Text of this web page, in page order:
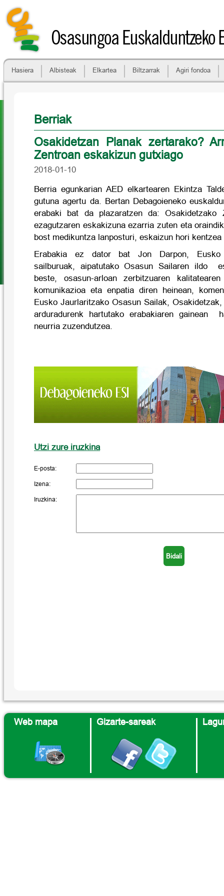
Osasungoa Euskalduntzeko
Hasiera Albisteak Elkartea Biltzarrak Agiri fondoa
Berriak
Osakidetzan Planak zertarako?
Zentroan eskakizun gutxiago
2018-01-10
Berria egunkarian AED elkartearen Ekintza
gutuna agertu da. Bertan Debagoieneko
erabaki bat da plazaratzen da: Osakidetzako
ezagutzaren eskakizuna ezarria zuten eta
bost medikuntza lanposturi, eskaizun hori kentzea
Erabakia ez dator bat Jon Darpon, Eusko
sailburuak, aipatutako Osasun Sailaren ildo
beste, osasun-arloan zerbitzuaren
komunikazioa eta enpatia diren heinean,
Eusko Jaurlaritzako Osasun Sailak,
arduradurenk hartutako erabakiaren gainean
neurria zuzendutzea.
Utzi zure iruzkina
E-posta:
Izena:
Iruzkina:
Web mapa Gizarte-sareak